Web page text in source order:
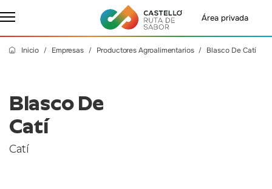
Área privada
Inicio Empresas Productores Agroalimentarios Blasco De Catí
Blasco De
Catí
Catí